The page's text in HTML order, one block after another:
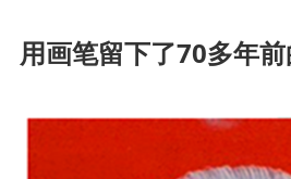
用画笔留下了70多年前